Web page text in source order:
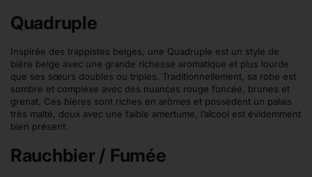
Quadruple
Inspirée des trappistes belges, une Quadruple est un style de
bière belge avec une grande richesse aromatique et plus lourde
que ses sœurs doubles ou triples. Traditionnellement, sa robe est
sombre et complexe avec des nuances rouge foncée, brunes et
grenat. Ces bières sont riches en arômes et possèdent un palais
très malté, doux avec une faible amertume, l’alcool est évidemment
bien présent.
Rauchbier / Fumée